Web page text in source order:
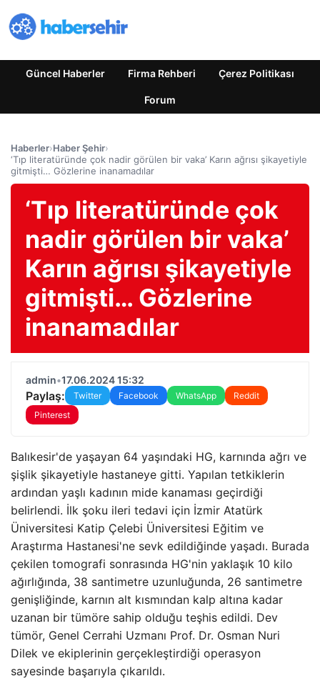
Güncel Haberler Firma Rehberi Çerez Politikası
Forum
Haberler›Haber Şehir›
‘Tıp literatüründe çok nadir görülen bir vaka’ Karın ağrısı şikayetiyle
gitmişti… Gözlerine inanamadılar
‘Tıp literatüründe çok
nadir görülen bir vaka’
Karın ağrısı şikayetiyle
gitmişti… Gözlerine
inanamadılar
admin•17.06.2024 15:32
Paylaş: Twitter Facebook WhatsApp
Reddit
Pinterest
Balıkesir'de yaşayan 64 yaşındaki HG, karnında ağrı ve
şişlik şikayetiyle hastaneye gitti. Yapılan tetkiklerin
ardından yaşlı kadının mide kanaması geçirdiği
belirlendi. İlk şoku ileri tedavi için İzmir Atatürk
Üniversitesi Katip Çelebi Üniversitesi Eğitim ve
Araştırma Hastanesi'ne sevk edildiğinde yaşadı. Burada
çekilen tomografi sonrasında HG'nin yaklaşık 10 kilo
ağırlığında, 38 santimetre uzunluğunda, 26 santimetre
genişliğinde, karnın alt kısmından kalp altına kadar
uzanan bir tümöre sahip olduğu teşhis edildi. Dev
tümör, Genel Cerrahi Uzmanı Prof. Dr. Osman Nuri
Dilek ve ekiplerinin gerçekleştirdiği operasyon
sayesinde başarıyla çıkarıldı.